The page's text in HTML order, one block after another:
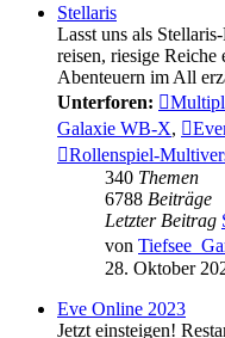
Stellaris
Lasst uns als
reisen, riesige Reiche
Abenteuern im All
Unterforen:
Galaxie WB-X,
Rollenspiel-
340 Themen
6788 Beiträge
Letzter Beitrag
von
28. Oktober
Eve Online 2023
Jetzt einsteigen!